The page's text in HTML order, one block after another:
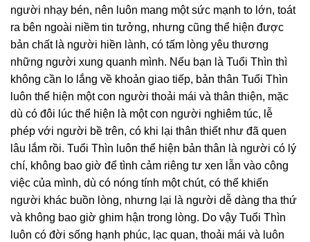
người nhạy bén, nên luôn mang một sức mạnh to lớn, toát
ra bên ngoài niềm tin tưởng, nhưng cũng thể hiện được
bản chất là người hiền lành, có tấm lòng yêu thương
những người xung quanh mình. Nếu bạn là Tuổi Thìn thì
không cần lo lắng về khoản giao tiếp, bản thân Tuổi Thìn
luôn thể hiện một con người thoải mái và thân thiện, mặc
dù có đôi lúc thể hiện là một con người nghiêm túc, lễ
phép với người bề trên, có khi lại thân thiết như đã quen
lâu lắm rồi. Tuổi Thìn luôn thể hiện bản thân là người có lý
chí, không bao giờ để tình cảm riêng tư xen lẫn vào công
việc của mình, dù có nóng tính một chút, có thể khiến
người khác buồn lòng, nhưng lại là người dễ dàng tha thứ
và không bao giờ ghim hận trong lòng. Do vậy Tuổi Thìn
luôn có đời sống hạnh phúc, lạc quan, thoải mái và luôn